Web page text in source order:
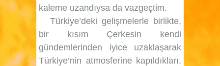
kaleme uzandıysa da vazgeçtim.
Türkiye’deki gelişmelerle birlikte,
bir kısım Çerkesin kendi
gündemlerinden iyice uzaklaşarak
Türkiye’nin atmosferine kapıldıkları,